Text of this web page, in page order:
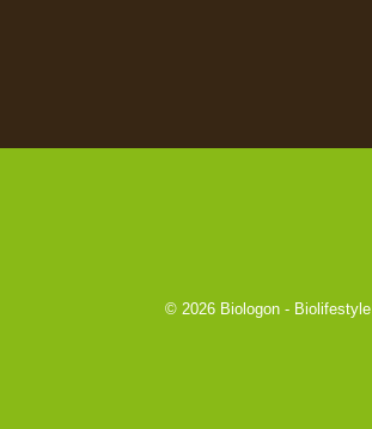
© 2026 Biologon - Biolifestyle